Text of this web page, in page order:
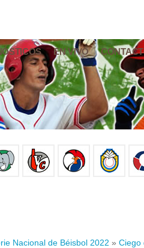
EN VIVO
Nacional de Béisbol 2022 » Ciego